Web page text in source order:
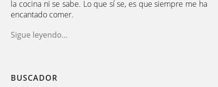
la cocina ni se sabe. Lo que sí se, es que siempre me ha
encantado comer.
Sigue leyendo...
BUSCADOR